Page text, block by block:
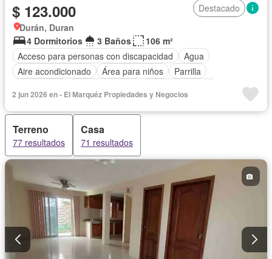
$ 123.000
Destacado
Durán, Duran
4 Dormitorios
3 Baños
106 m²
Acceso para personas con discapacidad
Agua
Aire acondicionado
Área para niños
Parrilla
Electricidad
Estacionamiento
Garita de guardianía
Jardín
Patio Piscina Conserje
Seguridad
Sin amoblar
2 jun 2026 en - El Marquéz Propiedades y Negocios
Terreno
77 resultados
Casa
71 resultados